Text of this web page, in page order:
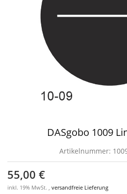
DASgobo 1009
Artikelnummer:
55,00 €
inkl. 19% MwSt. , versandfreie Lieferung